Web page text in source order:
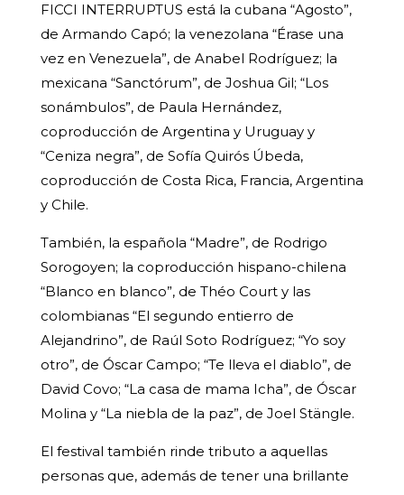
FICCI INTERRUPTUS está la cubana “Agosto”,
de Armando Capó; la venezolana “Érase una
vez en Venezuela”, de Anabel Rodríguez; la
mexicana “Sanctórum”, de Joshua Gil; “Los
sonámbulos”, de Paula Hernández,
coproducción de Argentina y Uruguay y
“Ceniza negra”, de Sofía Quirós Úbeda,
coproducción de Costa Rica, Francia, Argentina
y Chile.
También, la española “Madre”, de Rodrigo
Sorogoyen; la coproducción hispano-chilena
“Blanco en blanco”, de Théo Court y las
colombianas “El segundo entierro de
Alejandrino”, de Raúl Soto Rodríguez; “Yo soy
otro”, de Óscar Campo; “Te lleva el diablo”, de
David Covo; “La casa de mama Icha”, de Óscar
Molina y “La niebla de la paz”, de Joel Stängle.
El festival también rinde tributo a aquellas
personas que, además de tener una brillante